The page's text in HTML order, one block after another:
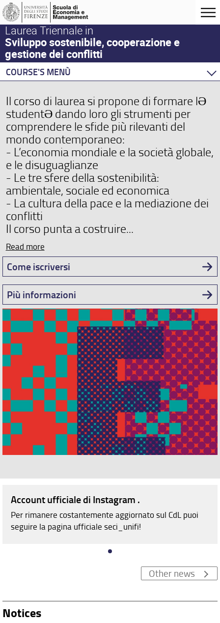
Laurea Triennale in
Sviluppo sostenibile, cooperazione e
gestione dei conflitti
COURSE'S MENÙ
Degree Program
Courses
Academic Staff
Schedules & Calendars
Il corso di laurea si propone di formare lƏ
studentƏ dando loro gli strumenti per
comprendere le sfide più rilevanti del
mondo contemporaneo:
- L’economia mondiale e la società globale,
e le disuguaglianze
- Le tre sfere della sostenibilità:
ambientale, sociale ed economica
- La cultura della pace e la mediazione dei
conflitti
Il corso punta a costruire...
Read more
Come iscriversi
Più informazioni
Account ufficiale di Instagram .
Per rimanere costantemente aggiornato sul CdL puoi
seguire la pagina ufficiale seci_unifi!
Other news
Notices